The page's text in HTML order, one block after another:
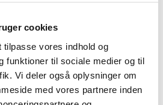
cookies
vores indhold og
funktioner til sociale medier og til
Vi deler også oplysninger om
med vores partnere inden